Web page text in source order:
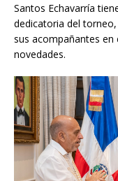
Santos Echavarría
dedicatoria del
sus acompañantes
novedades.